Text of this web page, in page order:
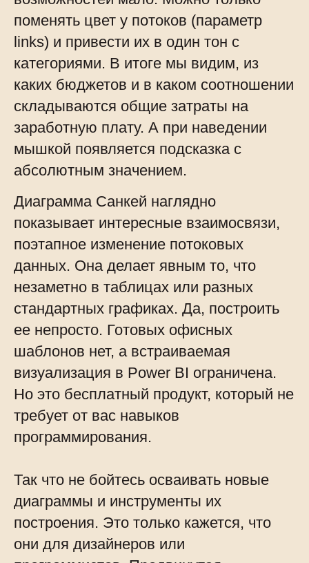
поменять цвет у потоков (параметр
links) и привести их в один тон с
категориями. В итоге мы видим, из
каких бюджетов и в каком соотношении
складываются общие затраты на
заработную плату. А при наведении
мышкой появляется подсказка с
абсолютным значением.
Диаграмма Санкей наглядно
показывает интересные взаимосвязи,
поэтапное изменение потоковых
данных. Она делает явным то, что
незаметно в таблицах или разных
стандартных графиках. Да, построить
ее непросто. Готовых офисных
шаблонов нет, а встраиваемая
визуализация в Power BI ограничена.
Но это бесплатный продукт, который не
требует от вас навыков
программирования.
Так что не бойтесь осваивать новые
диаграммы и инструменты их
построения. Это только кажется, что
они для дизайнеров или